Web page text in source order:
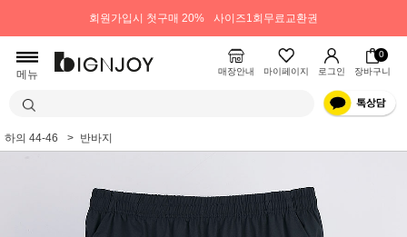
회원가입시 첫구매 20% 사이즈1회무료교환권
메뉴 매장안내 마이페이지 로그인
0
장바구니
하의 44-46 반바지